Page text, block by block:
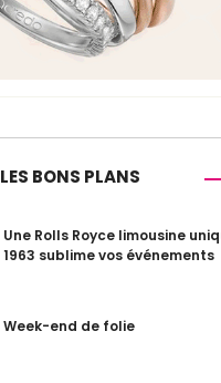
LES BONS PLANS
Une Rolls Royce limousine
1963 sublime vos événements
Week-end de folie